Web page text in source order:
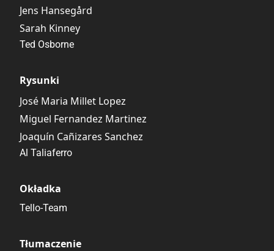
Jens Hansegård
Sarah Kinney
Ted Osborne
Rysunki
José Maria Millet Lopez
Miguel Fernandez Martinez
Joaquín Cañizares Sanchez
Al Taliaferro
Okładka
Tello-Team
Tłumaczenie